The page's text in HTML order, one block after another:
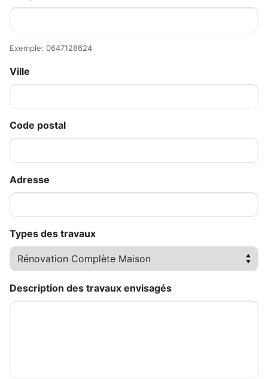
Exemple: 0647128624
Ville
Code postal
Adresse
Types des travaux
Description des travaux envisagés